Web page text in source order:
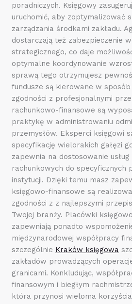
poradniczych. Księgowy
uruchomić, aby zoptymalizować
zarządzania środkami zakładu.
dostarczają też zabezpieczenie
strategicznego, co daje
optymalne koordynowanie
sprawą tego otrzymujesz
fundusze są kierowane w
zgodności z profesjonalnymi
rachunkowo-finansowe są
praktykę w administrowaniu
przemysłów. Eksperci księgowi
specyfikację wielorakich gałęzi
zapewnia na dostosowanie
rachunkowych do specyficznych
instytucji. Dzięki temu masz
księgowo-finansowe są
zgodności z z najlepszymi
Twojej branży. Placówki
zapewniają ponadto
międzynarodowej współpracy
szczególnie Kraków księgowa
zakładów prowadzących
granicami. Konkludując,
finansowym i biegłym
która przynosi wieloma